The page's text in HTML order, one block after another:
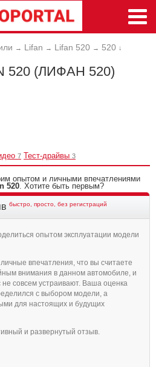
→ Lifan → Lifan 520 → 520 ↓
520 (ЛИФАН 520)
7 Тест-драйвы 3
опытом и личными впечатлениями
520 . Хотите быть первым?
быстро, просто, без регистраций
опытом эксплуатации модели
впечатления, что вы считаете
внимания в данном автомобиле, и
не совсем устраивают. Ваша оценка
с выбором модели, а
для настоящих и будущих
и развернутый отзыв.